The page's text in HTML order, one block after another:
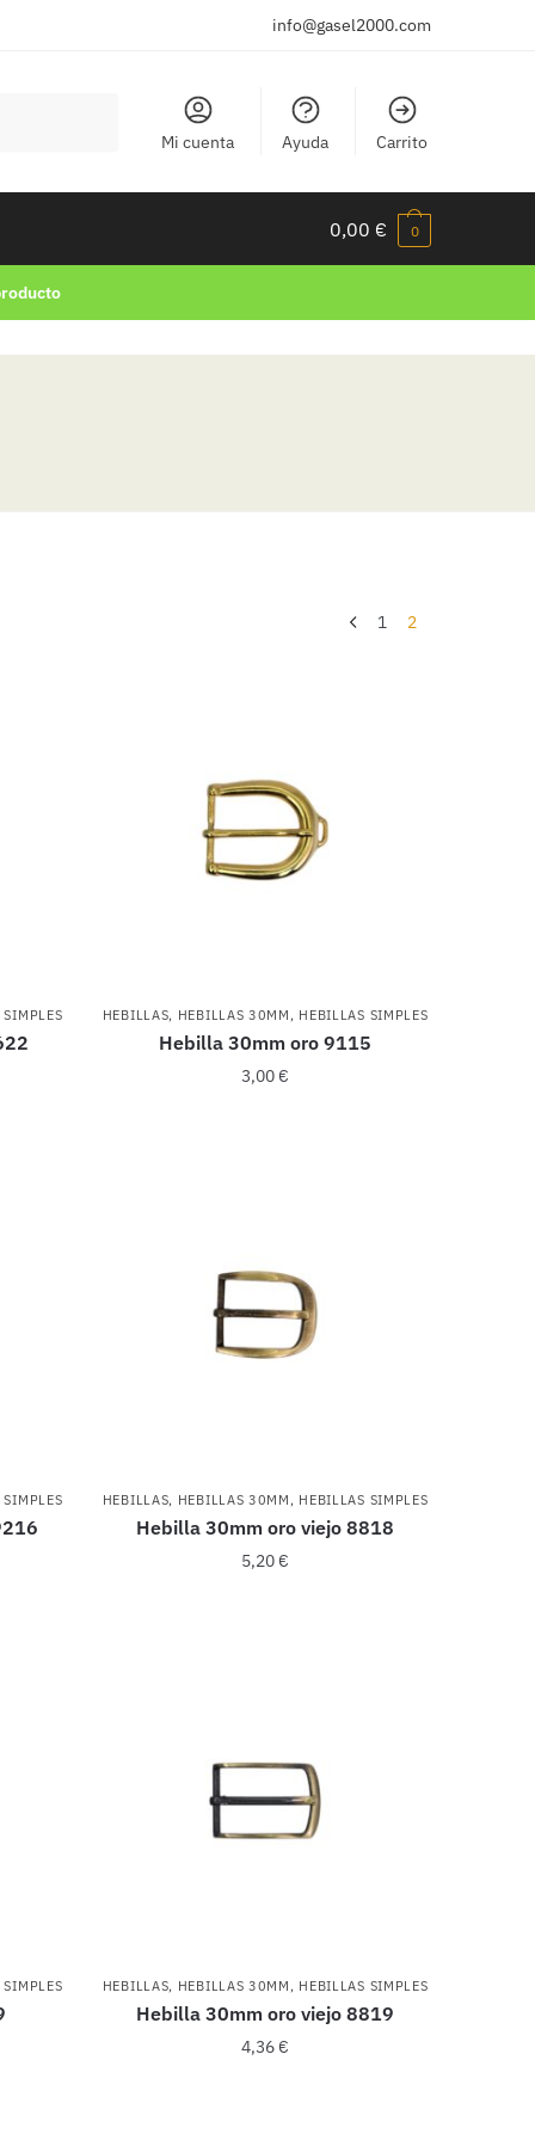
info@gasel2000.com
Mi cuenta Ayuda Carrito
0,00 € 0
1 2
HEBILLAS, HEBILLAS 30MM , HEBILLAS SIMPLES
Hebilla 30mm oro 9115
3,00€
HEBILLAS, HEBILLAS 30MM , HEBILLAS SIMPLES
Hebilla 30mm oro viejo 8818
5,20€
HEBILLAS, HEBILLAS 30MM , HEBILLAS SIMPLES
Hebilla 30mm oro viejo 8819
4,36€